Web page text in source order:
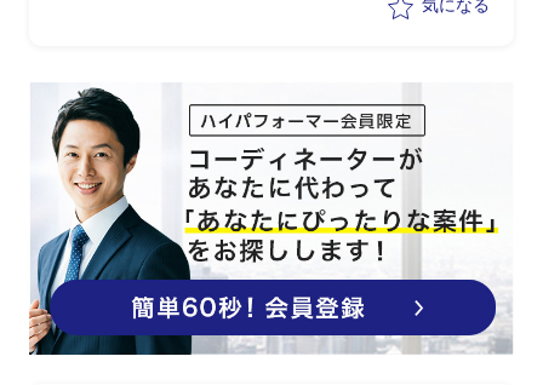
事業として立ち上げ・推進を支援いただ
きたい
気になる